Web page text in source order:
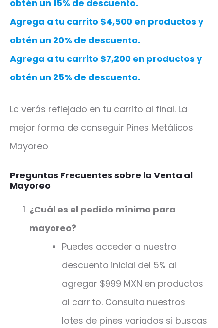
obtén un 15% de descuento.
Agrega a tu carrito $4,500 en productos y
obtén un 20% de descuento.
Agrega a tu carrito $7,200 en productos y
obtén un 25% de descuento.
Lo verás reflejado en tu carrito al final. La
mejor forma de conseguir Pines Metálicos
Mayoreo
Preguntas Frecuentes sobre la Venta al
Mayoreo
¿Cuál es el pedido mínimo para
mayoreo?
Puedes acceder a nuestro
descuento inicial del 5% al
agregar $999 MXN en productos
al carrito. Consulta nuestros
lotes de pines variados si buscas